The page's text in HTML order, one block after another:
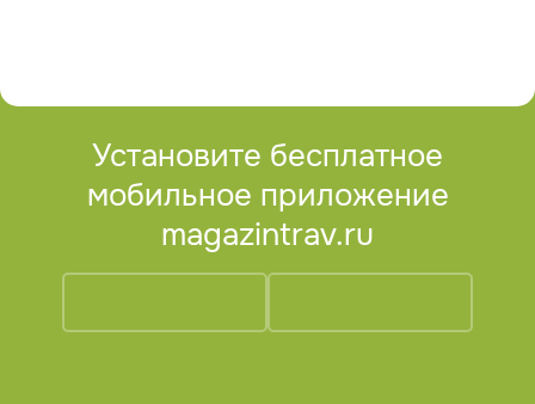
публикации указание авторства и ссылка на
Установите бесплатное
мобильное приложение
magazintrav.ru